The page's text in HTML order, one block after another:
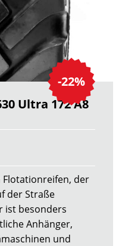
-22%
Ultra 172 A8
Flotationreifen, der
der Straße
ist besonders
Anhänger,
und